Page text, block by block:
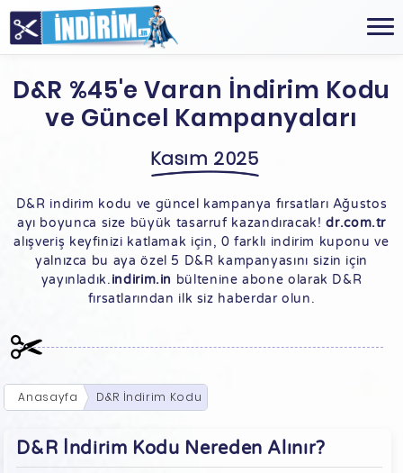
D&R %45'e Varan İndirim Kodu
ve Güncel Kampanyaları
Kasım 2025
D&R indirim kodu ve güncel kampanya fırsatları Ağustos
ayı boyunca size büyük tasarruf kazandıracak!dr.com.tr
alışveriş keyfinizi katlamak için, 0 farklı indirim kuponu ve
yalnızca bu aya özel 5 D&R kampanyasını sizin için
yayınladık.indirim.in bültenine abone olarak D&R
fırsatlarından ilk siz haberdar olun.
Anasayfa D&R İndirim Kodu
D&R İndirim Kodu Nereden Alınır?